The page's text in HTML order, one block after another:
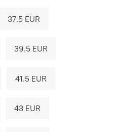
37.5 EUR
39.5 EUR
41.5 EUR
43 EUR